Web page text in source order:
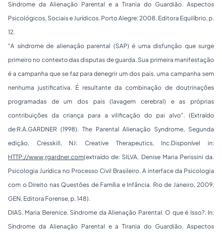
Síndrome da Alienação Parental e a Tirania do Guardião. Aspectos
Psicológicos, Sociais e Jurídicos. Porto Alegre: 2008. Editora Equilíbrio, p.
12.
"A síndrome de alienação parental (SAP) é uma disfunção que surge
primeiro no contexto das disputas de guarda. Sua primeira manifestação
é a campanha que se faz para denegrir um dos pais, uma campanha sem
nenhuma justificativa. É resultante da combinação de doutrinações
programadas de um dos pais (lavagem cerebral) e as próprias
contribuições da criança para a vilificação do pai alvo". (Extraído
de:R.A.GARDNER (1998). The Parental Alienação Syndrome, Segunda
edição, Cresskill, NJ: Creative Therapeutics, Inc.Disponível in:
HTTP://www,rgardner.com(extraído de: SILVA, Denise Maria Perissini da.
Psicologia Jurídica no Processo Civil Brasileiro. A interface da Psicologia
com o Direito nas Questões de Família e Infância. Rio de Janeiro, 2009,
GEN, Editora Forense, p. 148).
DIAS. Maria Berenice. Síndrome da Alienação Parental. O que é Isso?. In:
Síndrome da Alienação Parental e a Tirania do Guardião. Aspectos